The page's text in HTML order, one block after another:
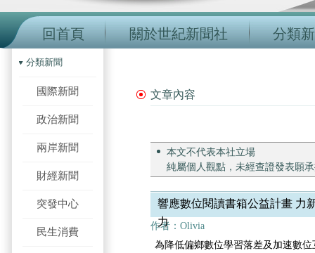
回首頁 關於世紀新聞社 分類
分類新聞
國際新聞
政治新聞
兩岸新聞
財經新聞
突發中心
民生消費
文章內容
本文不代表本社立場
純屬個人觀點，未經查證發表願
響應數位閱讀書箱公益計畫 力
力
作者：Olivia
為降低偏鄉數位學習落差及加速數